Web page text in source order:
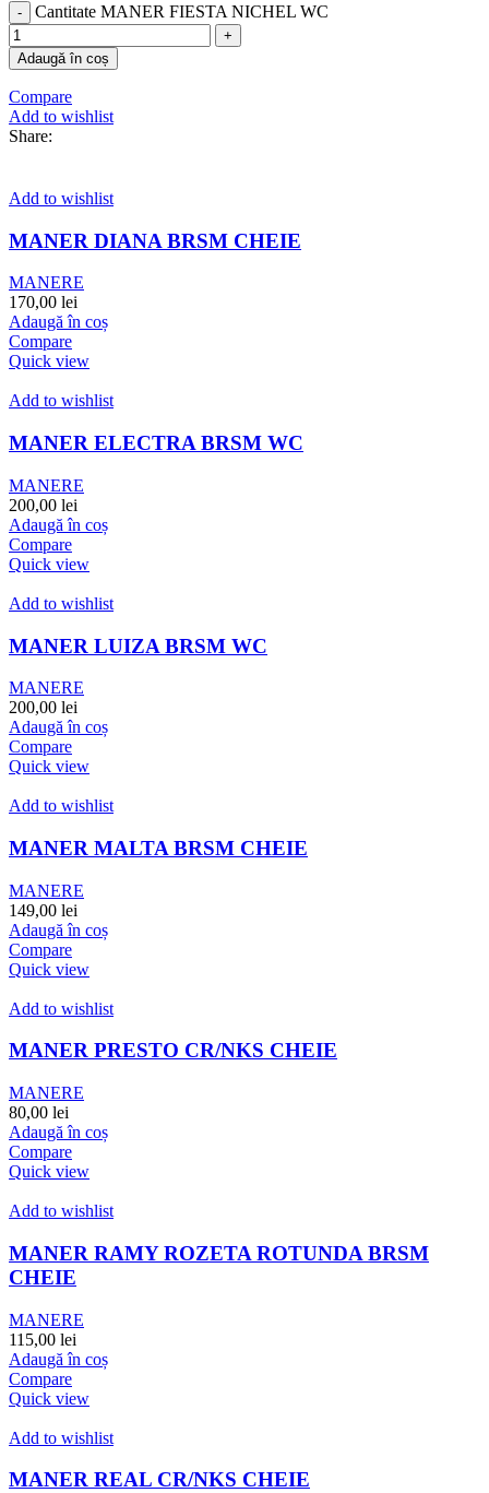
Cantitate MANER FIESTA NICHEL WC
Adaugă în coș
Compare
Add to wishlist
Share:
Add to wishlist
MANER DIANA BRSM CHEIE
MANERE
170,00 lei
Adaugă în coș
Compare
Quick view
Add to wishlist
MANER ELECTRA BRSM WC
MANERE
200,00 lei
Adaugă în coș
Compare
Quick view
Add to wishlist
MANER LUIZA BRSM WC
MANERE
200,00 lei
Adaugă în coș
Compare
Quick view
Add to wishlist
MANER MALTA BRSM CHEIE
MANERE
149,00 lei
Adaugă în coș
Compare
Quick view
Add to wishlist
MANER PRESTO CR/NKS CHEIE
MANERE
80,00 lei
Adaugă în coș
Compare
Quick view
Add to wishlist
MANER RAMY ROZETA ROTUNDA BRSM
CHEIE
MANERE
115,00 lei
Adaugă în coș
Compare
Quick view
Add to wishlist
MANER REAL CR/NKS CHEIE